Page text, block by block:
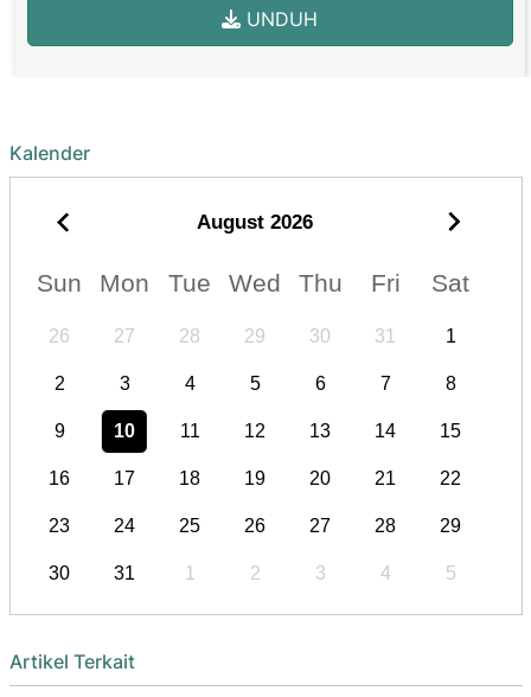
UNDUH
Kalender
August 2026
Sun Mon Tue Wed Thu Fri Sat
26 27 28 29 30 31 1
2 3 4 5 6 7 8
9 10 11 12 13 14 15
16 17 18 19 20 21 22
23 24 25 26 27 28 29
30 31 1 2 3 4 5
Artikel Terkait